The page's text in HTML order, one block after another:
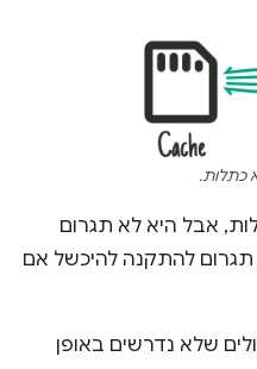
כתלות.
אבל היא לא תגרום
להתקנה להיכשל אם
שלא נדרשים באופן